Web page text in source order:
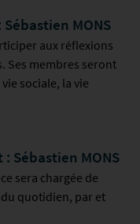
MONS
aux réflexions
Ses membres seront
sociale, la vie
Sébastien MONS
sera chargée de
quotidien, par et